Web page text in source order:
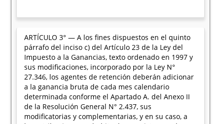
ARTÍCULO 3° — A los fines dispuestos en el quinto
párrafo del inciso c) del Artículo 23 de la Ley del
Impuesto a la Ganancias, texto ordenado en 1997 y
sus modificaciones, incorporado por la Ley N°
27.346, los agentes de retención deberán adicionar
a la ganancia bruta de cada mes calendario
determinada conforme el Apartado A. del Anexo II
de la Resolución General N° 2.437, sus
modificatorias y complementarias, y en su caso, a